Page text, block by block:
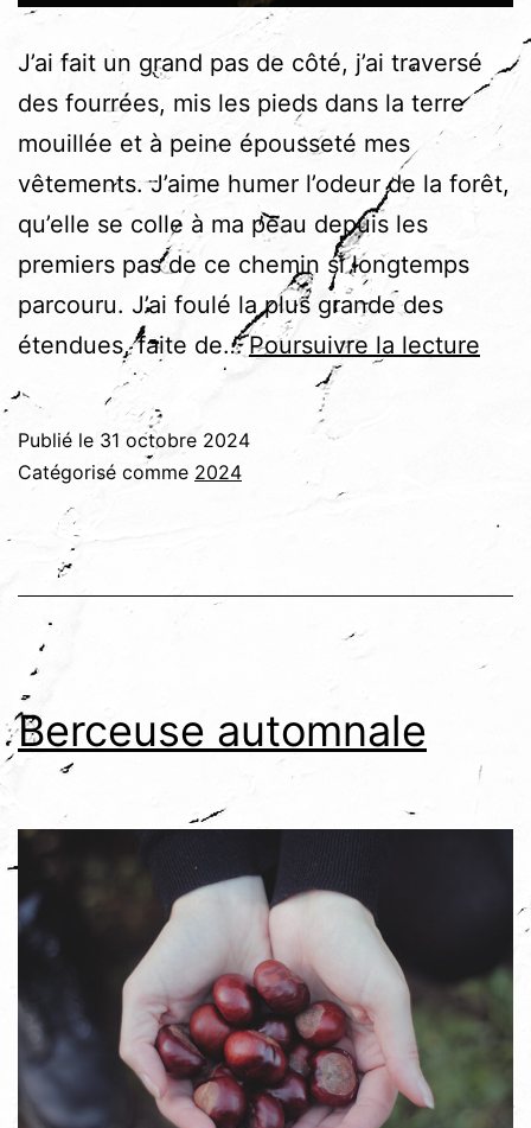
J’ai fait un grand pas de côté, j’ai traversé
des fourrées, mis les pieds dans la terre
mouillée et à peine épousseté mes
vêtements. J’aime humer l’odeur de la forêt,
qu’elle se colle à ma peau depuis les
premiers pas de ce chemin si longtemps
parcouru. J’ai foulé la plus grande des
étendues, faite de…Poursuivre la lecture
Publié le 31 octobre 2024
Catégorisé comme 2024
Berceuse automnale